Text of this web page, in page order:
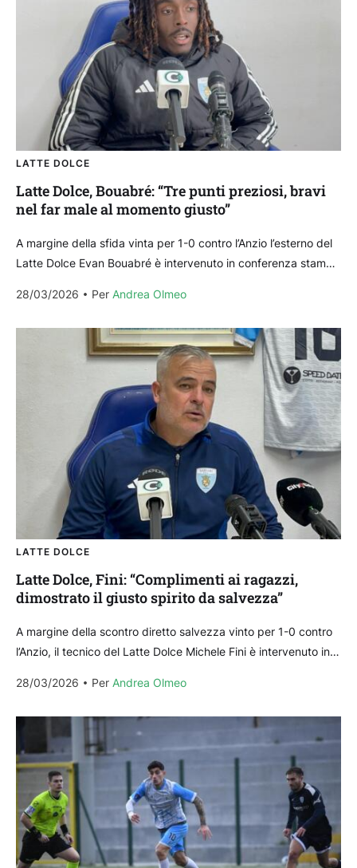
LATTE DOLCE
Latte Dolce, Bouabré: “Tre punti preziosi, bravi
nel far male al momento giusto”
A margine della sfida vinta per 1-0 contro l’Anzio l’esterno del
Latte Dolce Evan Bouabré è intervenuto in conferenza stampa
28/03/2026
Per Andrea Olmeo
LATTE DOLCE
Latte Dolce, Fini: “Complimenti ai ragazzi,
dimostrato il giusto spirito da salvezza”
A margine della scontro diretto salvezza vinto per 1-0 contro
l’Anzio, il tecnico del Latte Dolce Michele Fini è intervenuto in
28/03/2026
Per Andrea Olmeo